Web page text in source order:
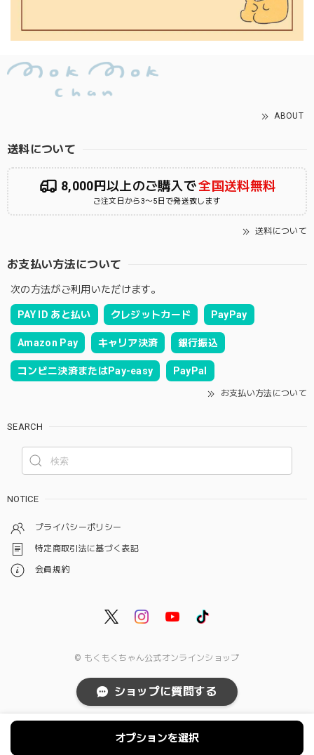
ABOUT
送料について
8,000円以上のご購入で全国送料無料
ご注文日から3〜5日で発送致します
送料について
お支払い方法について
次の方法がご利用いただけます。
PAY ID あと払い クレジットカード PayPay
Amazon Pay キャリア決済 銀行振込
コンビニ決済またはPay-easy PayPal
お支払い方法について
SEARCH
NOTICE
プライバシーポリシー
特定商取引法に基づく表記
会員規約
© もくもくちゃん公式オンラインショップ
オプションを選択
ショップに質問する